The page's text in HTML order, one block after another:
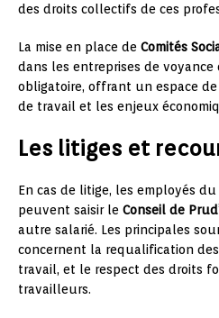
des droits collectifs de ces
La mise en place de Comités
dans les entreprises de voyance
obligatoire, offrant un espace
de travail et les enjeux
Les litiges et
En cas de litige, les employés
peuvent saisir le Conseil de
autre salarié. Les principales
concernent la requalification
travail, et le respect des droits
travailleurs.